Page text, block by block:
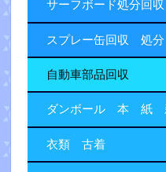
サーフボード処分回収
スプレー缶回収 処
自動車部品回収
ダンボール 本 紙
衣類 古着